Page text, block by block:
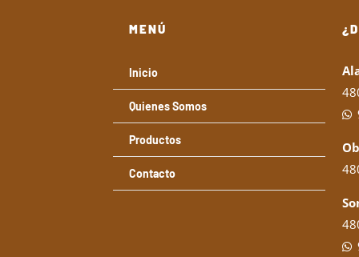
MENÚ
Inicio
Quienes Somos
Productos
Contacto